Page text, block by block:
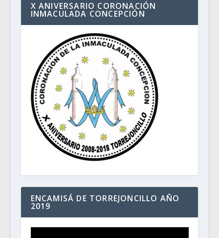
X ANIVERSARIO CORONACIÓN
INMACULADA CONCEPCIÓN
ENCAMISÁ DE TORREJONCILLO AÑO
2019